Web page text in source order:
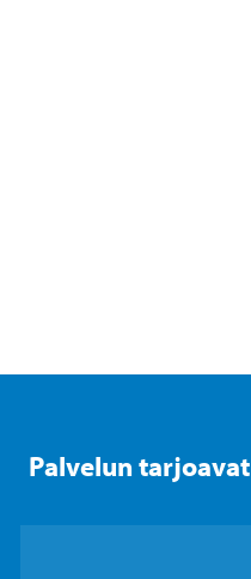
Palvelun tarjoavat